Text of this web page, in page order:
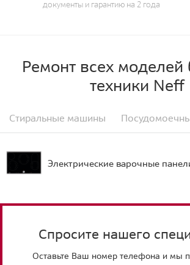
документы и гарантию на 2 года
Ремонт всех моделей
техники Neff
Стиральные машины
Электрические варочные
Спросите нашего
Оставьте Ваш номер телефона и мы